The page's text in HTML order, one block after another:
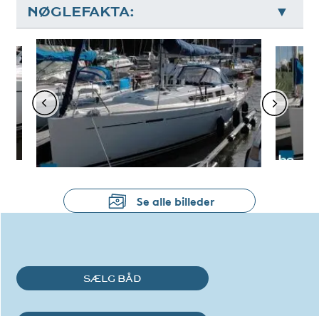
NØGLEFAKTA:
Se alle billeder
SÆLG BÅD